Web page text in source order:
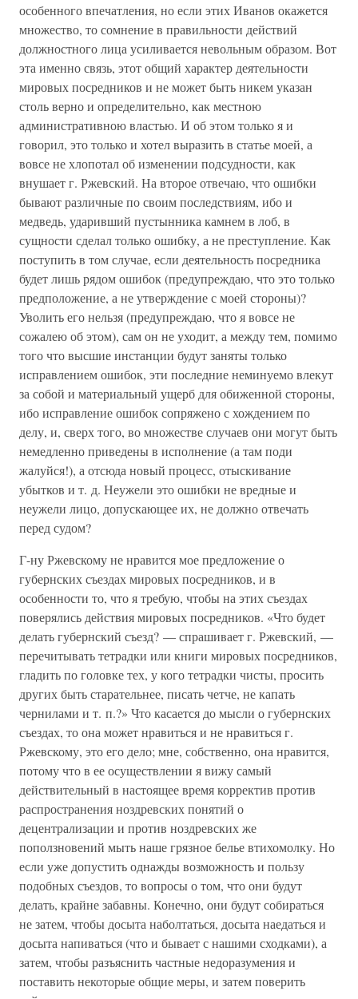
особенного впечатления, но если этих Иванов окажется
множество, то сомнение в правильности действий
должностного лица усиливается невольным образом. Вот
эта именно связь, этот общий характер деятельности
мировых посредников и не может быть никем указан
столь верно и определительно, как местною
административною властью. И об этом только я и
говорил, это только и хотел выразить в статье моей, а
вовсе не хлопотал об изменении подсудности, как
внушает г. Ржевский. На второе отвечаю, что ошибки
бывают различные по своим последствиям, ибо и
медведь, ударивший пустынника камнем в лоб, в
сущности сделал только ошибку, а не преступление. Как
поступить в том случае, если деятельность посредника
будет лишь рядом ошибок (предупреждаю, что это только
предположение, а не утверждение с моей стороны)?
Уволить его нельзя (предупреждаю, что я вовсе не
сожалею об этом), сам он не уходит, а между тем, помимо
того что высшие инстанции будут заняты только
исправлением ошибок, эти последние неминуемо влекут
за собой и материальный ущерб для обиженной стороны,
ибо исправление ошибок сопряжено с хождением по
делу, и, сверх того, во множестве случаев они могут быть
немедленно приведены в исполнение (а там поди
жалуйся!), а отсюда новый процесс, отыскивание
убытков и т. д. Неужели это ошибки не вредные и
неужели лицо, допускающее их, не должно отвечать
перед судом?
Г-ну Ржевскому не нравится мое предложение о
губернских съездах мировых посредников, и в
особенности то, что я требую, чтобы на этих съездах
поверялись действия мировых посредников. «Что будет
делать губернский съезд? — спрашивает г. Ржевский, —
перечитывать тетрадки или книги мировых посредников,
гладить по головке тех, у кого тетрадки чисты, просить
других быть старательнее, писать четче, не капать
чернилами и т. п.?» Что касается до мысли о губернских
съездах, то она может нравиться и не нравиться г.
Ржевскому, это его дело; мне, собственно, она нравится,
потому что в ее осуществлении я вижу самый
действительный в настоящее время корректив против
распространения ноздревских понятий о
децентрализации и против ноздревских же
поползновений мыть наше грязное белье втихомолку. Но
если уже допустить однажды возможность и пользу
подобных съездов, то вопросы о том, что они будут
делать, крайне забавны. Конечно, они будут собираться
не затем, чтобы досыта наболтаться, досыта наедаться и
досыта напиваться (что и бывает с нашими сходками), а
затем, чтобы разъяснить частные недоразумения и
поставить некоторые общие меры, и затем поверить